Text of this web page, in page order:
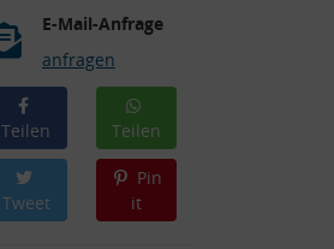
E-Mail-Anfrage
anfragen
Teilen Teilen
Tweet
Pin
it